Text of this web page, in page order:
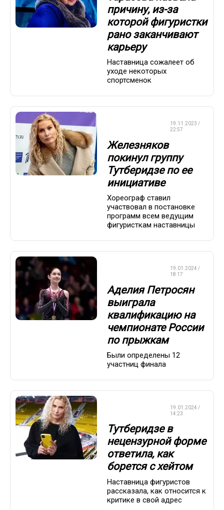
причину, из-за
которой фигуристки
рано заканчивают
карьеру
Наставница сожалеет об
уходе некоторых
спортсменок
19.11.2023 /
22:57
Железняков
покинул группу
Тутберидзе по ее
инициативе
Хореограф ставил
участвовал в постановке
программ всем ведущим
фигуристкам наставницы
19.01.2024 /
18:17
Аделия Петросян
выиграла
квалификацию на
чемпионате России
по прыжкам
Были определены 12
участниц финала
19.01.2024 /
14:23
Тутберидзе в
нецензурной форме
ответила, как
борется с хейтом
Наставница фигуристов
рассказала, как относится к
критике в свой адрес